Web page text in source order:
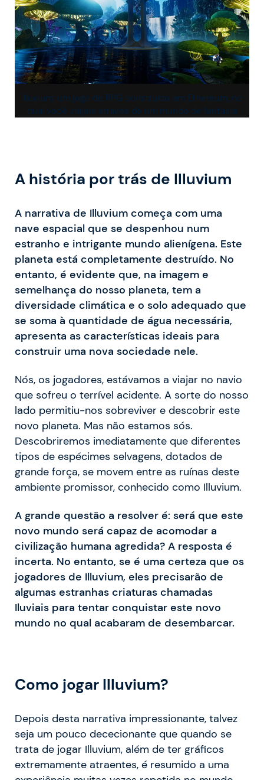
Illuvium, um jogo de RPG construído em Ethereum, no
qual você viajará através de um mundo de fantasia
A história por trás de Illuvium
A narrativa de Illuvium começa com uma
nave espacial que se despenhou num
estranho e intrigante mundo alienígena. Este
planeta está completamente destruído. No
entanto, é evidente que, na imagem e
semelhança do nosso planeta, tem a
diversidade climática e o solo adequado que
se soma à quantidade de água necessária,
apresenta as características ideais para
construir uma nova sociedade nele.
Nós, os jogadores, estávamos a viajar no navio
que sofreu o terrível acidente. A sorte do nosso
lado permitiu-nos sobreviver e descobrir este
novo planeta. Mas não estamos sós.
Descobriremos imediatamente que diferentes
tipos de espécimes selvagens, dotados de
grande força, se movem entre as ruínas deste
ambiente promissor, conhecido como Illuvium.
A grande questão a resolver é: será que este
novo mundo será capaz de acomodar a
civilização humana agredida? A resposta é
incerta. No entanto, se é uma certeza que os
jogadores de Illuvium, eles precisarão de
algumas estranhas criaturas chamadas
Iluviais para tentar conquistar este novo
mundo no qual acabaram de desembarcar.
Como jogar Illuvium?
Depois desta narrativa impressionante, talvez
seja um pouco dececionante que quando se
trata de jogar Illuvium, além de ter gráficos
extremamente atraentes, é resumido a uma